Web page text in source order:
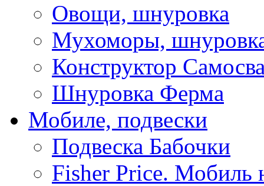
Овощи, шнуровка
Мухоморы,
Конструктор
Шнуровка Ферма
Мобиле, подвески
Подвеска Бабочки
Fisher Price. Мобиль